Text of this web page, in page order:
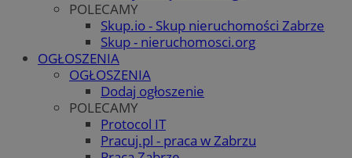
POLECAMY
Skup.io - Skup nieruchomości Zabrze
Skup - nieruchomosci.org
OGŁOSZENIA
OGŁOSZENIA
Dodaj ogłoszenie
POLECAMY
Protocol IT
Pracuj.pl - praca w Zabrzu